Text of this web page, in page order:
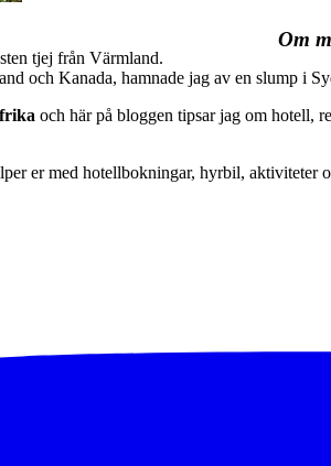
Om
tjej från Värmland.
och Kanada, hamnade jag av en slump i
och här på bloggen tipsar jag om hotell,
er med hotellbokningar, hyrbil, aktiviteter